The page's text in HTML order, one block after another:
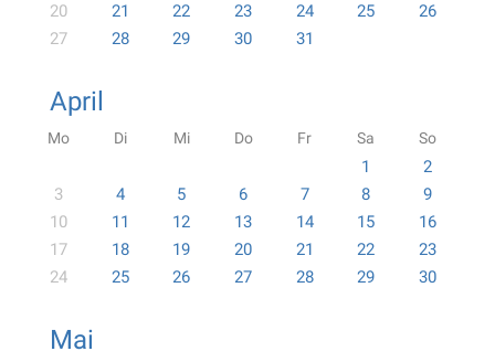
20
21 22 23 24 25
26
27
28 29 30 31
April
Mo Di Mi Do Fr Sa So
1
2
3
4 5 6 7 8
9
10
11 12 13 14 15
16
17
18 19 20 21 22
23
24
25 26 27 28 29 30
Mai